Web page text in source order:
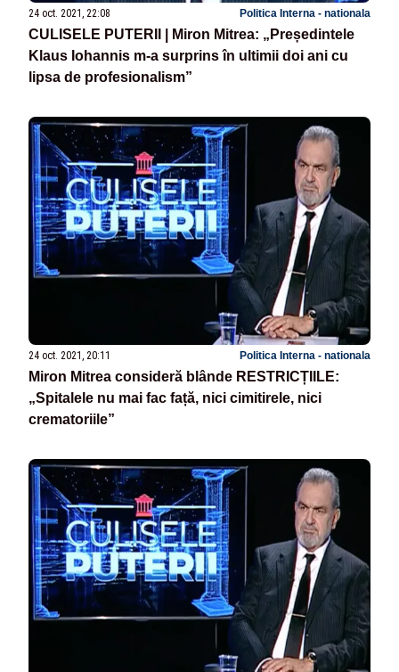
24 oct. 2021, 22:08 Politica Interna - nationala
CULISELE PUTERII | Miron Mitrea: „Președintele
Klaus Iohannis m-a surprins în ultimii doi ani cu
lipsa de profesionalism”
24 oct. 2021, 20:11 Politica Interna - nationala
Miron Mitrea consideră blânde RESTRICȚIILE:
„Spitalele nu mai fac față, nici cimitirele, nici
crematoriile”